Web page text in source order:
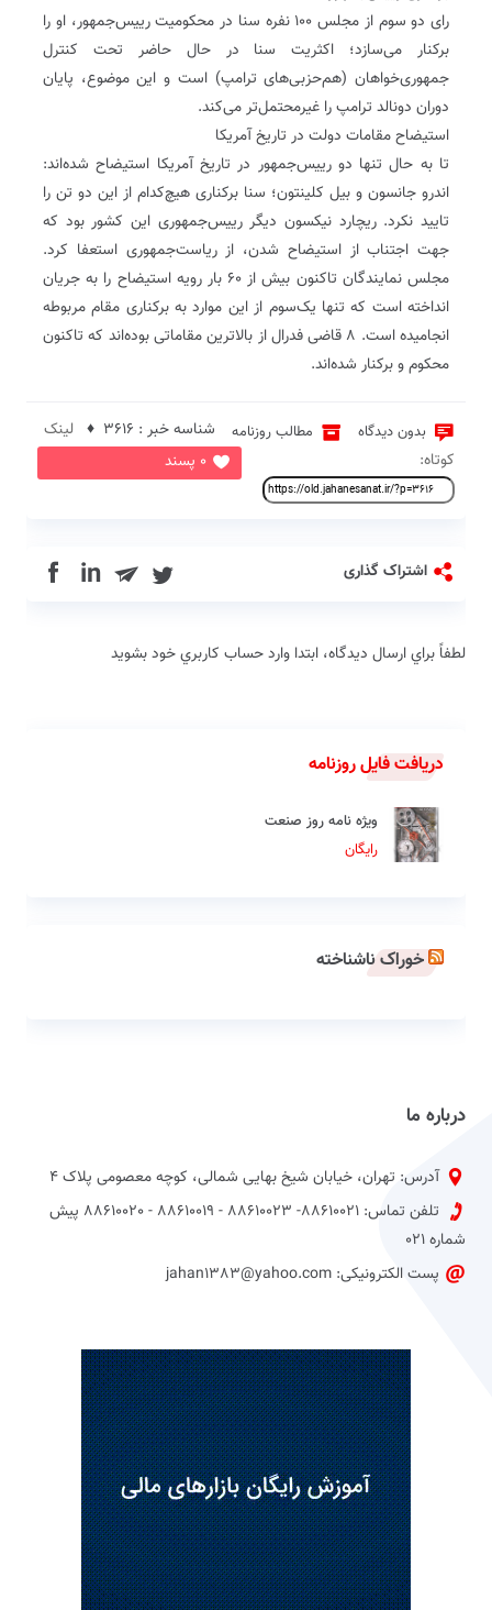
رای دو سوم از مجلس ۱۰۰ نفره سنا در محکومیت رییس‌جمهور، او را
برکنار می‌سازد؛ اکثریت سنا در حال حاضر تحت کنترل
جمهوری‌خواهان (هم‌حزبی‌های ترامپ) است و این موضوع، پایان
دوران دونالد ترامپ را غیر‌محتمل‌تر می‌کند.
استیضاح مقامات دولت در تاریخ آمریکا
تا به حال تنها دو رییس‌جمهور در تاریخ آمریکا استیضاح شده‌اند:
اندرو جانسون و بیل کلینتون؛ سنا برکناری هیچ‌کدام از این دو تن را
تایید نکرد. ریچارد نیکسون دیگر رییس‌جمهوری این کشور بود که
جهت اجتناب از استیضاح شدن، از ریاست‌جمهوری استعفا کرد.
مجلس نمایندگان تاکنون بیش از ۶۰ بار رویه استیضاح را به جریان
انداخته است که تنها یک‌سوم از این موارد به برکناری مقام مربوطه
انجامیده است. ۸ قاضی فدرال از بالاترین مقاماتی بوده‌اند که تاکنون
محکوم و برکنار شده‌اند.
بدون دیدگاه مطالب روزنامه
0 پسند
شناسه خبر : 3616 ♦
لینک
کوتاه:
اشتراک گذاری in
لطفاً براي ارسال دیدگاه، ابتدا وارد حساب كاربري خود بشويد
دریافت فایل روزنامه
ویژه نامه روز صنعت
رایگان
خوراک ناشناخته
درباره ما
آدرس: تهران، خیابان شیخ بهایی شمالی، کوچه معصومی پلاک 4
تلفن تماس: 88610021- 88610023 - 88610019 - 88610020 پیش
شماره 021
پست الکترونیکی: jahan1383@yahoo.com